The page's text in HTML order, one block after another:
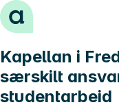
Hopp til innhold
Kapellan i
særskilt
studentarbeid